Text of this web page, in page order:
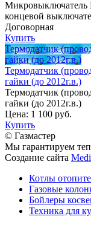
Микровыключатель
концевой
Договорная
Купить
Термодатчик
гайки (до 2012г.в.)
Термодатчик
гайки (до 2012г.в.)
Термодатчик
гайки (до 2012г.в.)
Цена: 1 100 руб.
Купить
© Газмастер
Мы гарантируем
Создание сайта
Котлы
Газовые
Бойлеры
Техника для